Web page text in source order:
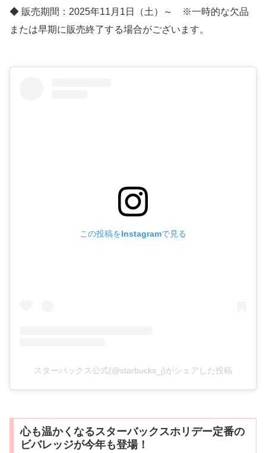
◆ 販売期間：2025年11月1日（土）～ ※一時的な欠品
または早期に販売終了する場合がございます。
この投稿をInstagramで見る
スターバックス公式(@starbucks_j)がシェアした投稿
心も温かくなるスターバックスホリデー定番の
ビバレッジが今年も登場！